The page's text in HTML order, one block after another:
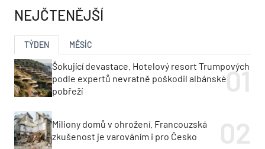
NEJČTENĚJŠÍ
TÝDEN MĚSÍC
Šokující devastace. Hotelový resort Trumpových
podle expertů nevratně poškodil albánské
pobřeží
Miliony domů v ohrožení. Francouzská
zkušenost je varováním i pro Česko